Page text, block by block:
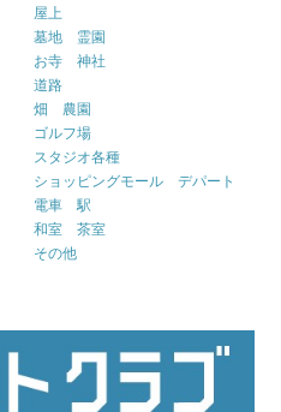
屋上
墓地 霊園
お寺 神社
道路
畑 農園
ゴルフ場
スタジオ各種
ショッピングモール デパート
電車 駅
和室 茶室
その他